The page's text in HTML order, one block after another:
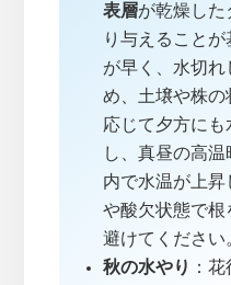
表層が乾燥した
り与えること
が早く、水切れ
め、土壌や株の
応じて夕方に
し、真昼の高
内で水温が上
や酸欠状態で根
避けてください
秋の水やり
：